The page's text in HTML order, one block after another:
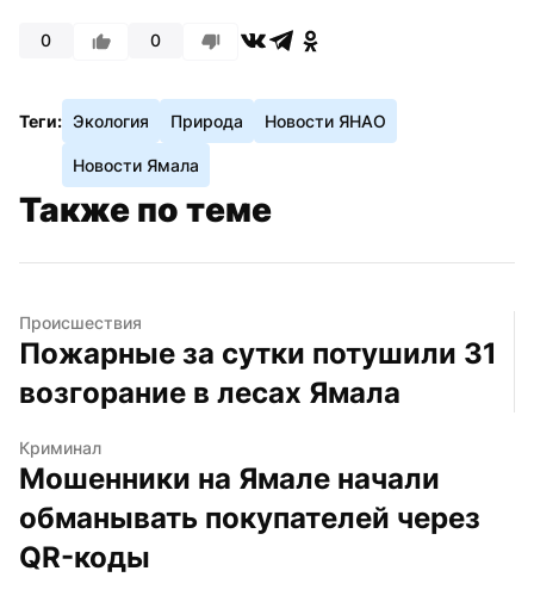
0 0
Теги: Экология Природа Новости ЯНАО
Новости Ямала
Также по теме
Происшествия
Пожарные за сутки потушили 31
возгорание в лесах Ямала
Криминал
Мошенники на Ямале начали
обманывать покупателей через
QR-коды